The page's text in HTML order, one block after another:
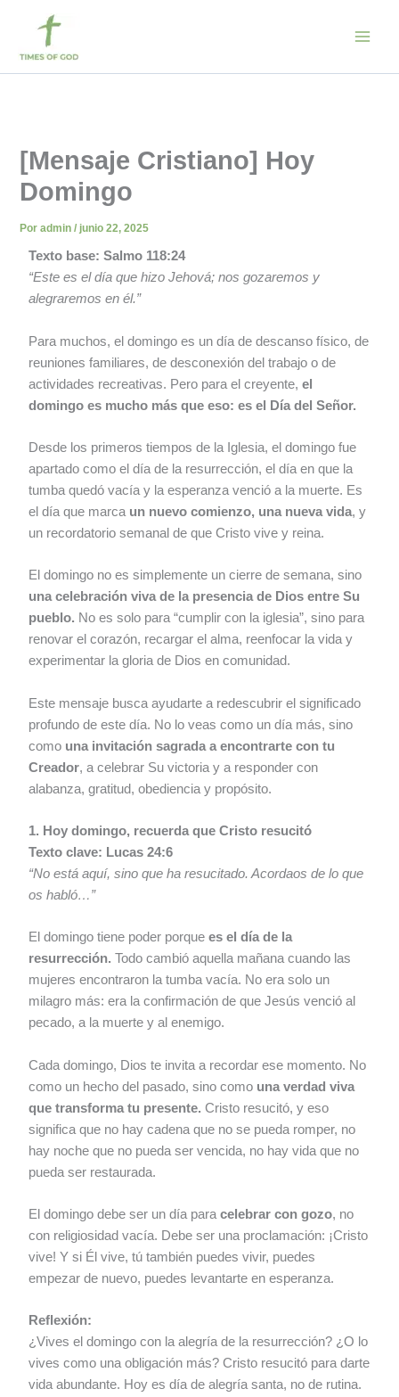
contenido
[Mensaje Cristiano] Hoy
Domingo
Poradmin/ junio 22, 2025
Texto base: Salmo 118:24
“Este es el día que hizo Jehová; nos gozaremos y
alegraremos en él.”
Para muchos, el domingo es un día de descanso físico, de
reuniones familiares, de desconexión del trabajo o de
actividades recreativas. Pero para el creyente,el
domingo es mucho más que eso: es el Día del Señor.
Desde los primeros tiempos de la Iglesia, el domingo fue
apartado como el día de la resurrección, el día en que la
tumba quedó vacía y la esperanza venció a la muerte. Es
el día que marca un nuevo comienzo, una nueva vida, y
un recordatorio semanal de que Cristo vive y reina.
El domingo no es simplemente un cierre de semana, sino
una celebración viva de la presencia de Dios entre Su
pueblo. No es solo para “cumplir con la iglesia”, sino para
renovar el corazón, recargar el alma, reenfocar la vida y
experimentar la gloria de Dios en comunidad.
Este mensaje busca ayudarte a redescubrir el significado
profundo de este día. No lo veas como un día más, sino
como una invitación sagrada a encontrarte con tu
Creador, a celebrar Su victoria y a responder con
alabanza, gratitud, obediencia y propósito.
1. Hoy domingo, recuerda que Cristo resucitó
Texto clave: Lucas 24:6
“No está aquí, sino que ha resucitado. Acordaos de lo que
os habló…”
El domingo tiene poder porquees el día de la
resurrección. Todo cambió aquella mañana cuando las
mujeres encontraron la tumba vacía. No era solo un
milagro más: era la confirmación de que Jesús venció al
pecado, a la muerte y al enemigo.
Cada domingo, Dios te invita a recordar ese momento. No
como un hecho del pasado, sino como una verdad viva
que transforma tu presente. Cristo resucitó, y eso
significa que no hay cadena que no se pueda romper, no
hay noche que no pueda ser vencida, no hay vida que no
pueda ser restaurada.
El domingo debe ser un día paracelebrar con gozo, no
con religiosidad vacía. Debe ser una proclamación: ¡Cristo
vive! Y si Él vive, tú también puedes vivir, puedes
empezar de nuevo, puedes levantarte en esperanza.
Reflexión:
¿Vives el domingo con la alegría de la resurrección? ¿O lo
vives como una obligación más? Cristo resucitó para darte
vida abundante. Hoy es día de alegría santa, no de rutina.